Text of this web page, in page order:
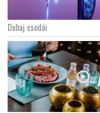
Dubaj csodái